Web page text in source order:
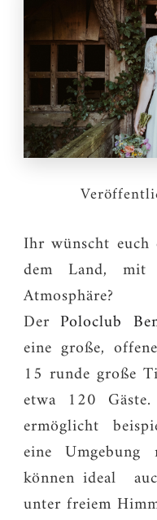
Ihr wünscht
dem Land,
Atmosphäre?
Der Poloclub
eine große,
15 runde große
etwa 120
ermöglicht
eine
können ideal
unter freiem